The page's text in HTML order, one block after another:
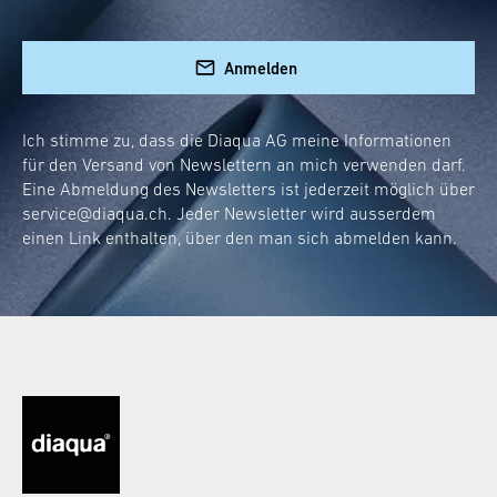
Besonderes! Und jetzt kannst du diesen
exklusiven Trend direkt nach Hause holen.
Aber unsere Flugzeugtrolleys sind nicht nur
schön anzusehen:
Sie bieten eine Menge Stauraum.
Sind robust und langlebig.
Einfach zu reinigen und zu pflegen.
Flexibel einsetzbar und mobil dank
Rollen.
sie sich perfekt an deine Bedürfnisse anpassen
Anmelden
Ich stimme zu, dass die Diaqua AG meine Informationen
für den Versand von Newslettern an mich verwenden darf.
Eine Abmeldung des Newsletters ist jederzeit möglich über
service@diaqua.ch. Jeder Newsletter wird ausserdem
einen Link enthalten, über den man sich abmelden kann.